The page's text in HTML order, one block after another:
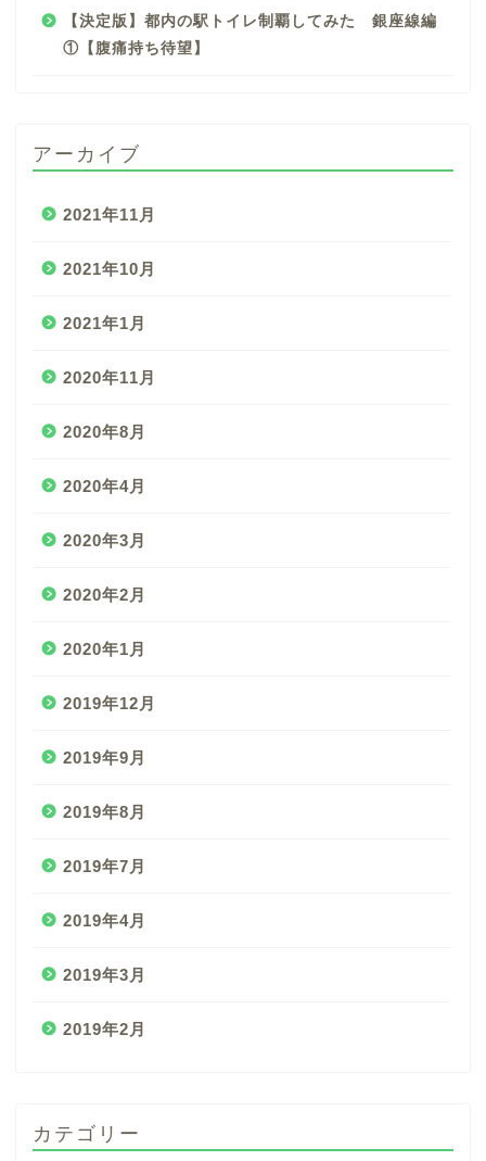
【決定版】都内の駅トイレ制覇してみた 銀座線編
①【腹痛持ち待望】
アーカイブ
2021年11月
2021年10月
2021年1月
2020年11月
2020年8月
2020年4月
2020年3月
2020年2月
2020年1月
2019年12月
2019年9月
2019年8月
2019年7月
2019年4月
2019年3月
2019年2月
カテゴリー